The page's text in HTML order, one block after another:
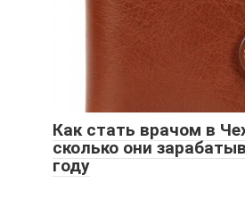
Как стать врачом в
сколько они
году